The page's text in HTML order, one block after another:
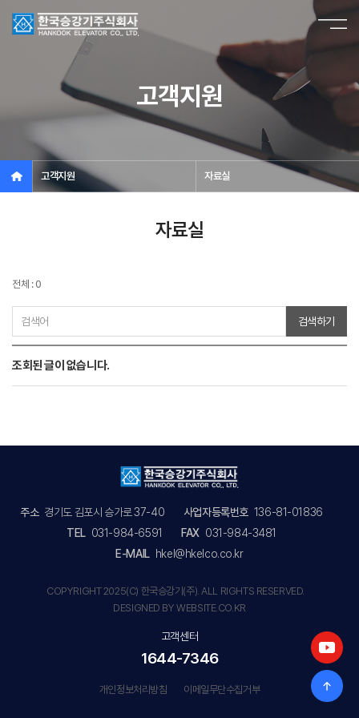
고객지원
고객지원 자료실
자료실
전체 : 0
검색하기
조회된 글이 없습니다.
주소 경기도 김포시 승가로 37-40 사업자등록번호 136-81-01836
TEL 031-984-6591 FAX 031-984-3481
E-MAIL hkel@hkelco.co.kr
COPYRIGHT 2025(C) 한국승강기(주). ALL RIGHTS RESERVED.
DESIGNED BY WEBSITE.CO.KR
고객센터
1644-7346
개인정보처리방침 이메일무단수집거부